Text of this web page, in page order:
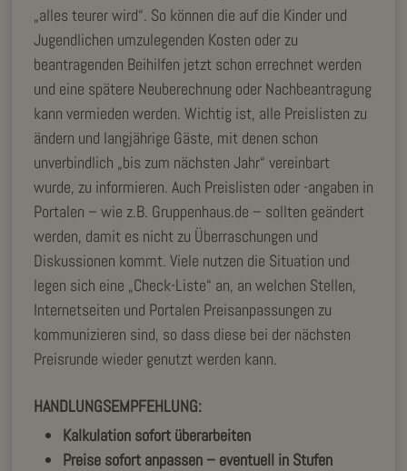
„alles teurer wird“. So können die auf die Kinder und
Jugendlichen umzulegenden Kosten oder zu
beantragenden Beihilfen jetzt schon errechnet werden
und eine spätere Neuberechnung oder Nachbeantragung
kann vermieden werden. Wichtig ist, alle Preislisten zu
ändern und langjährige Gäste, mit denen schon
unverbindlich „bis zum nächsten Jahr“ vereinbart
wurde, zu informieren. Auch Preislisten oder -angaben in
Portalen – wie z.B. Gruppenhaus.de – sollten geändert
werden, damit es nicht zu Überraschungen und
Diskussionen kommt. Viele nutzen die Situation und
legen sich eine „Check-Liste“ an, an welchen Stellen,
Internetseiten und Portalen Preisanpassungen zu
kommunizieren sind, so dass diese bei der nächsten
Preisrunde wieder genutzt werden kann.
HANDLUNGSEMPFEHLUNG:
Kalkulation sofort überarbeiten
Preise sofort anpassen – eventuell in Stufen